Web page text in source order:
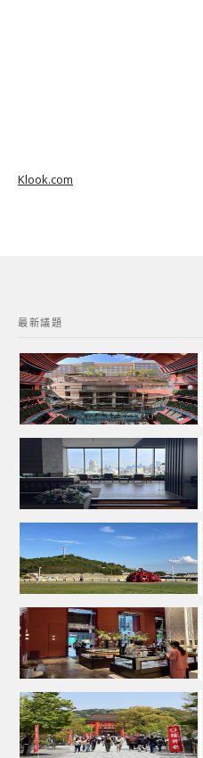
Klook.com
最新議題